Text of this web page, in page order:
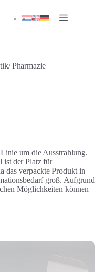
Pharmazie
um die Ausstrahlung.
ist der Platz für
das verpackte Produkt in
groß. Aufgrund
Möglichkeiten können